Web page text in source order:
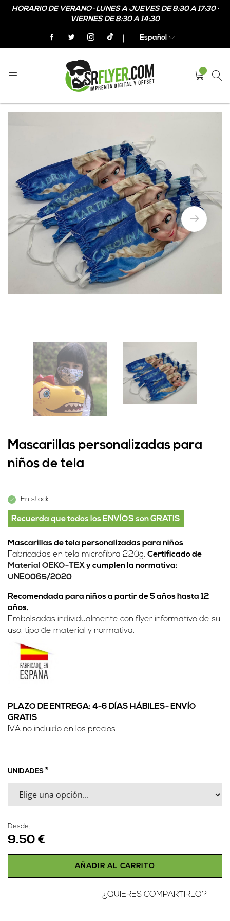
HORARIO DE VERANO · LUNES A JUEVES DE 8:30 A 17:30 ·
VIERNES DE 8:30 A 14:30
Español
Home Mascarillas personalizadas para niños de tela
Mascarillas personalizadas para
niños de tela
En stock
Recuerda que todos los ENVÍOS son GRATIS
Mascarillas de tela personalizadas para niños.
Fabricadas en tela microfibra 220g. Certificado de
Material OEKO-TEXy cumplen la normativa:
UNE0065/2020
Recomendada para niños a partir de 5 años hasta 12
años.
Embolsadas individualmente con flyer informativo de su
uso, tipo de material y normativa.
PLAZO DE ENTREGA: 4-6 DÍAS HÁBILES- ENVÍO
GRATIS
IVA no incluido en los precios
UNIDADES
Desde:
9.50 €
AÑADIR AL CARRITO
¿QUIERES COMPARTIRLO?